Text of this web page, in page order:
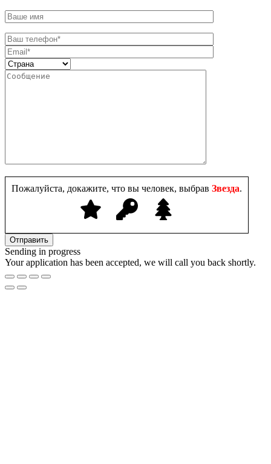
Пожалуйста, докажите, что вы человек, выбрав Звезда.
Sending in progress
Your application has been accepted, we will call you back shortly.